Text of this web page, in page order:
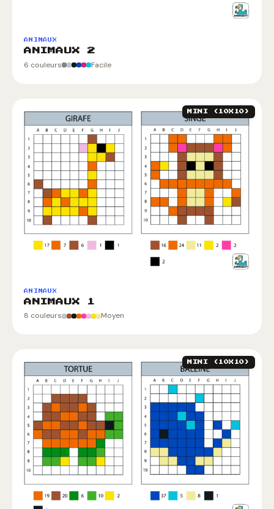
ANIMAUX
ANIMAUX 2
6 couleurs Facile
MINI (10X10)
ANIMAUX
ANIMAUX 1
8 couleurs Moyen
MINI (10X10)